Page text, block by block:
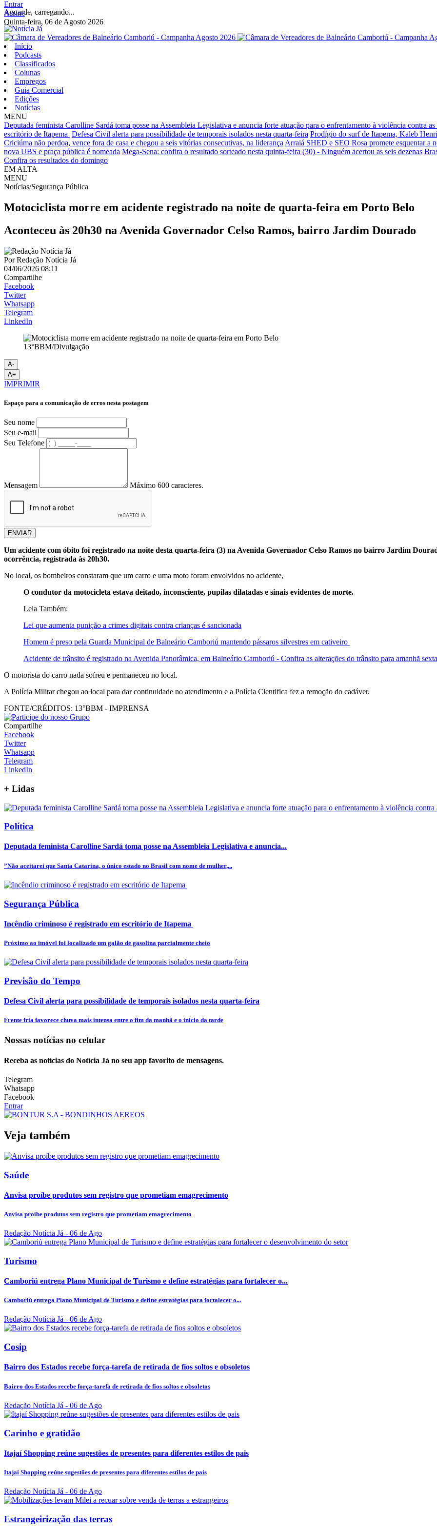
Aguarde, carregando...
Entrar
Assine
Quinta-feira, 06 de Agosto 2026
Início
Podcasts
Classificados
Colunas
Empregos
Guia Comercial
Edições
Notícias
MENU
Deputada feminista Carolline Sardá toma posse na Assembleia Legislativa e anuncia forte atuação para o enfrentamento à violência contra
escritório de Itapema Defesa Civil alerta para possibilidade de temporais isolados nesta quarta-feira Prodígio do surf de Itapema, Kaleb
Criciúma não perdoa, vence fora de casa e chegou a seis vitórias consecutivas, na liderança Arraiá SHED e SEO Rosa promete esquentar a
nova UBS e praça pública é nomeada Mega-Sena: confira o resultado sorteado nesta quinta-feira (30) - Ninguém acertou as seis dezenas
Confira os resultados do domingo
EM ALTA
MENU
Notícias/Segurança Pública
Motociclista morre em acidente registrado na noite de quarta-feira em Porto Belo
Aconteceu às 20h30 na Avenida Governador Celso Ramos, bairro Jardim Dourado
PorRedação Notícia Já
04/06/2026 08:11
Compartilhe
Facebook
Twitter
Whatsapp
Telegram
LinkedIn
13°BBM/Divulgação
A-
A+
IMPRIMIR
Espaço para a comunicação de erros nesta postagem
Seu nome
Seu e-mail
Seu Telefone
Mensagem Máximo 600 caracteres.
ENVIAR
Um acidente com óbito foi registrado na noite desta quarta-feira (3) na Avenida Governador Celso Ramos no bairro Jardim
ocorrência, registrada às 20h30.
No local, os bombeiros constaram que um carro e uma moto foram envolvidos no acidente,
O condutor da motocicleta estava deitado, inconsciente, pupilas dilatadas e sinais evidentes de morte.
Leia Também:
Lei que aumenta punição a crimes digitais contra crianças é sancionada
Homem é preso pela Guarda Municipal de Balneário Camboriú mantendo pássaros silvestres em cativeiro
Acidente de trânsito é registrado na Avenida Panorâmica, em Balneário Camboriú - Confira as alterações do trânsito para amanhã
O motorista do carro nada sofreu e permaneceu no local.
A Polícia Militar chegou ao local para dar continuidade no atendimento e a Polícia Cientifica fez a remoção do cadáver.
FONTE/CRÉDITOS: 13°BBM - IMPRENSA
Compartilhe
Facebook
Twitter
Whatsapp
Telegram
LinkedIn
+ Lidas
Política
Deputada feminista Carolline Sardá toma posse na Assembleia Legislativa e anuncia...
”Não aceitarei que Santa Catarina, o único estado no Brasil com nome de mulher,...
Segurança Pública
Incêndio criminoso é registrado em escritório de Itapema
Próximo ao imóvel foi localizado um galão de gasolina parcialmente cheio
Previsão do Tempo
Defesa Civil alerta para possibilidade de temporais isolados nesta quarta-feira
Frente fria favorece chuva mais intensa entre o fim da manhã e o início da tarde
Nossas notícias no celular
Receba as notícias do Notícia Já no seu app favorito de mensagens.
Telegram
Whatsapp
Facebook
Entrar
Veja também
Saúde
Anvisa proíbe produtos sem registro que prometiam emagrecimento
Anvisa proíbe produtos sem registro que prometiam emagrecimento
Redação Notícia Já - 06 de Ago
Turismo
Camboriú entrega Plano Municipal de Turismo e define estratégias para fortalecer o...
Camboriú entrega Plano Municipal de Turismo e define estratégias para fortalecer o...
Redação Notícia Já - 06 de Ago
Cosip
Bairro dos Estados recebe força-tarefa de retirada de fios soltos e obsoletos
Bairro dos Estados recebe força-tarefa de retirada de fios soltos e obsoletos
Redação Notícia Já - 06 de Ago
Carinho e gratidão
Itajaí Shopping reúne sugestões de presentes para diferentes estilos de pais
Itajaí Shopping reúne sugestões de presentes para diferentes estilos de pais
Redação Notícia Já - 06 de Ago
Estrangeirização das terras